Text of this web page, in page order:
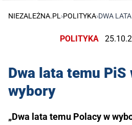
NIEZALEŻNA.PL ›POLITYKA›DWA
POLITYKA
Dwa lata temu PiS
wybory
„Dwa lata temu Polacy w